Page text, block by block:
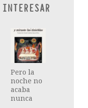
Pero la
noche no
acaba
nunca